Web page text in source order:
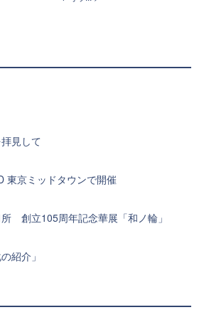
見して
東京ミッドタウンで開催
創立105周年記念華展「和ノ輪」
紹介」